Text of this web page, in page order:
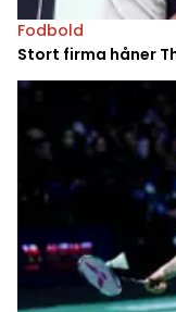
Fodbold
Stort firma håner